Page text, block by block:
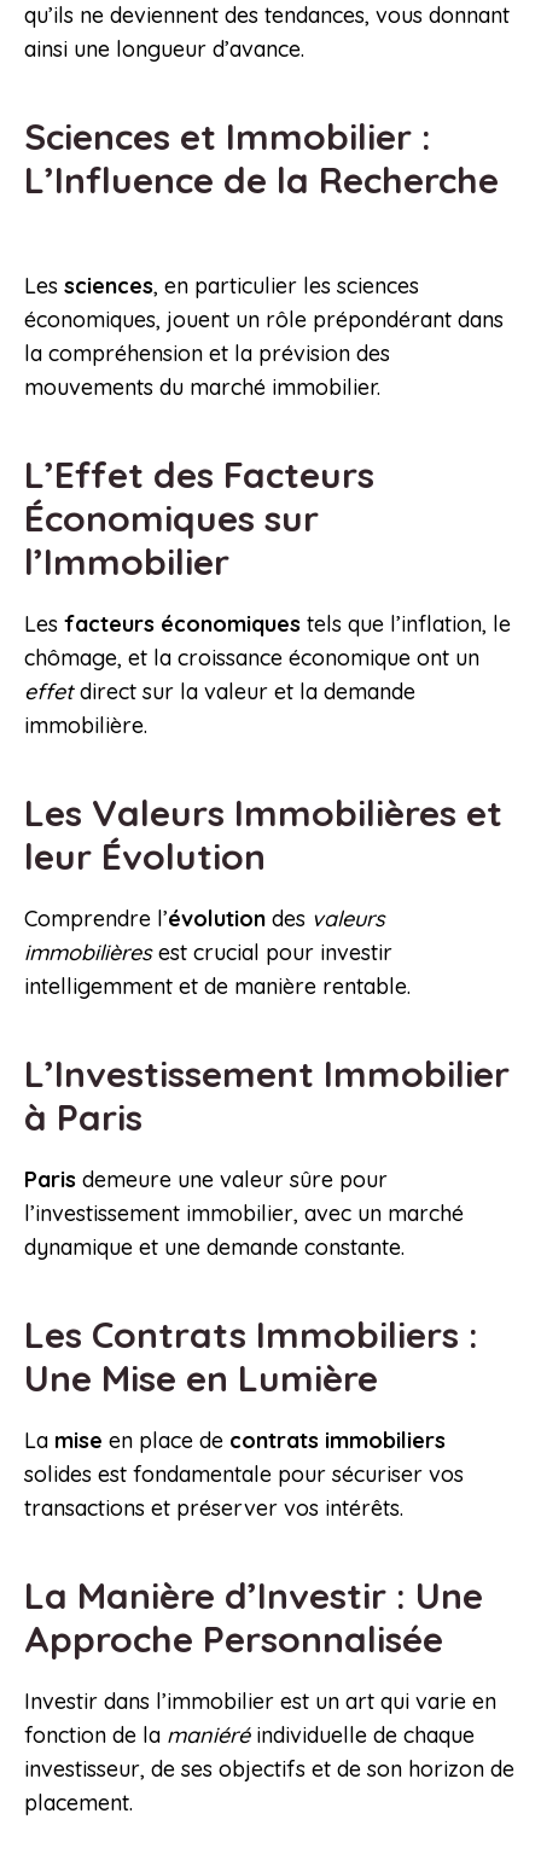
qu’ils ne deviennent des tendances, vous donnant
ainsi une longueur d’avance.
Sciences et Immobilier :
L’Influence de la Recherche
Les sciences, en particulier les sciences
économiques, jouent un rôle prépondérant dans
la compréhension et la prévision des
mouvements du marché immobilier.
L’Effet des Facteurs
Économiques sur
l’Immobilier
Les facteurs économiques tels que l’inflation, le
chômage, et la croissance économique ont un
effetdirect sur la valeur et la demande
immobilière.
Les Valeurs Immobilières et
leur Évolution
Comprendre l’évolution des valeurs
immobilièresest crucial pour investir
intelligemment et de manière rentable.
L’Investissement Immobilier
à Paris
Paris demeure une valeur sûre pour
l’investissement immobilier, avec un marché
dynamique et une demande constante.
Les Contrats Immobiliers :
Une Mise en Lumière
La mise en place de contrats immobiliers
solides est fondamentale pour sécuriser vos
transactions et préserver vos intérêts.
La Manière d’Investir : Une
Approche Personnalisée
Investir dans l’immobilier est un art qui varie en
fonction de la maniéréindividuelle de chaque
investisseur, de ses objectifs et de son horizon de
placement.